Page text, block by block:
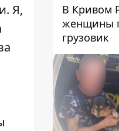
Я,
В Кривом
женщины
грузовик